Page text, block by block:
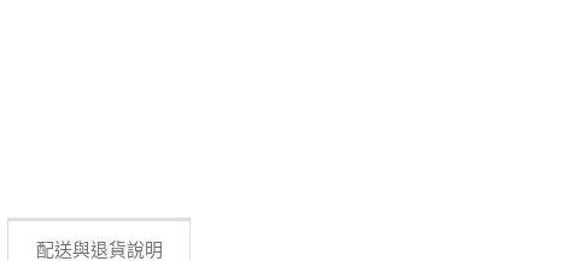
配送與退貨說明